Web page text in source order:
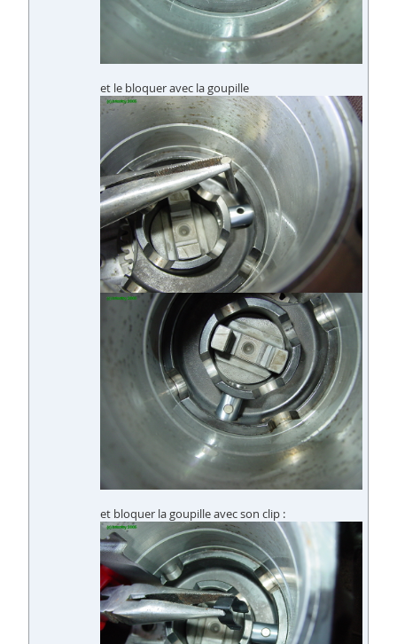
et le bloquer avec la goupille
et bloquer la goupille avec son clip :